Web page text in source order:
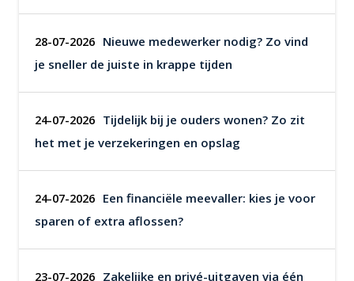
28-07-2026 Nieuwe medewerker nodig? Zo vind
je sneller de juiste in krappe tijden
24-07-2026 Tijdelijk bij je ouders wonen? Zo zit
het met je verzekeringen en opslag
24-07-2026 Een financiële meevaller: kies je voor
sparen of extra aflossen?
23-07-2026 Zakelijke en privé-uitgaven via één